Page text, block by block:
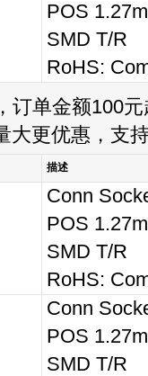
POS
SMD T/R
RoHS:
单金额100元
大更优惠，支
描述
Conn
POS
SMD T/R
RoHS:
Conn
POS
SMD T/R